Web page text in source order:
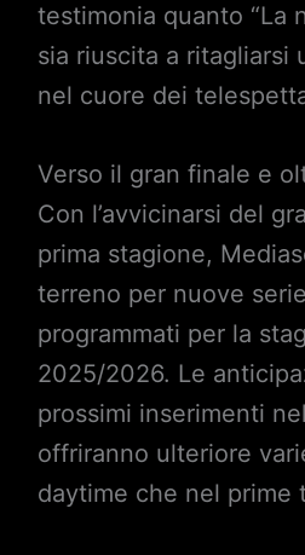
testimonia quanto “La
sia riuscita a ritagliarsi
nel cuore dei
Verso il gran finale e
Con l’avvicinarsi del
prima stagione,
terreno per nuove
programmati per la
2025/2026. Le
prossimi inserimenti
offriranno ulteriore
daytime che nel prime